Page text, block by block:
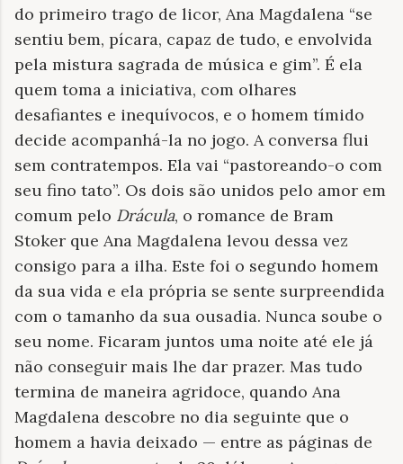
do primeiro trago de licor, Ana Magdalena “se
sentiu bem, pícara, capaz de tudo, e envolvida
pela mistura sagrada de música e gim”. É ela
quem toma a iniciativa, com olhares
desafiantes e inequívocos, e o homem tímido
decide acompanhá-la no jogo. A conversa flui
sem contratempos. Ela vai “pastoreando-o com
seu fino tato”. Os dois são unidos pelo amor em
comum pelo Drácula, o romance de Bram
Stoker que Ana Magdalena levou dessa vez
consigo para a ilha. Este foi o segundo homem
da sua vida e ela própria se sente surpreendida
com o tamanho da sua ousadia. Nunca soube o
seu nome. Ficaram juntos uma noite até ele já
não conseguir mais lhe dar prazer. Mas tudo
termina de maneira agridoce, quando Ana
Magdalena descobre no dia seguinte que o
homem a havia deixado — entre as páginas de